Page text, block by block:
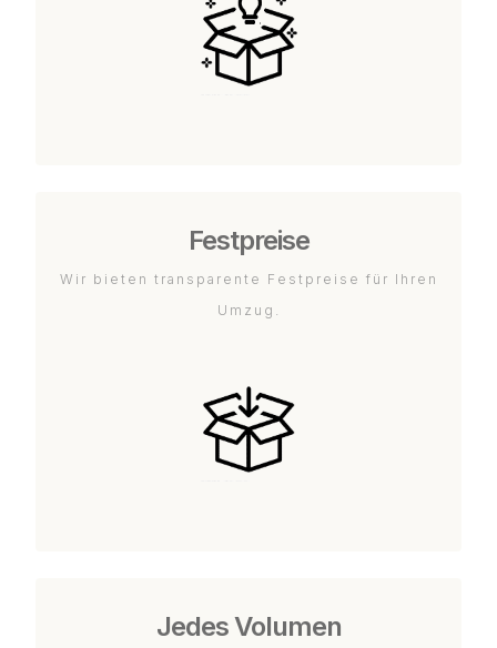
Festpreise
Wir bieten transparente Festpreise für Ihren
Umzug.
Jedes Volumen